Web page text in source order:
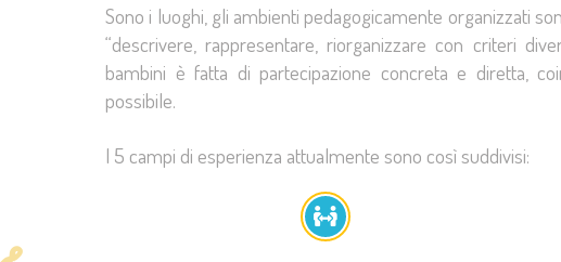
Sono i luoghi, gli ambienti pedagogicamente organizzati
“descrivere, rappresentare, riorganizzare con criteri
bambini è fatta di partecipazione concreta e diretta,
possibile.
I 5 campi di esperienza attualmente sono così suddivisi: